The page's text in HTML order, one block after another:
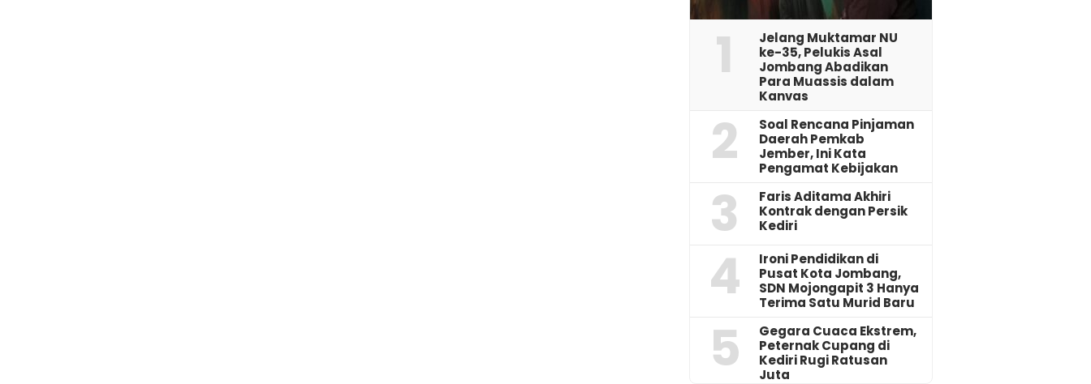
1
Jelang Muktamar NU
ke-35, Pelukis Asal
Jombang Abadikan
Para Muassis dalam
Kanvas
2
‎Soal Rencana Pinjaman
Daerah Pemkab
Jember, Ini Kata
Pengamat Kebijakan ‎
3
Faris Aditama Akhiri
Kontrak dengan Persik
Kediri
4
Ironi Pendidikan di
Pusat Kota Jombang,
SDN Mojongapit 3 Hanya
Terima Satu Murid Baru
5
‎Gegara Cuaca Ekstrem,
Peternak Cupang di
Kediri Rugi Ratusan
Juta